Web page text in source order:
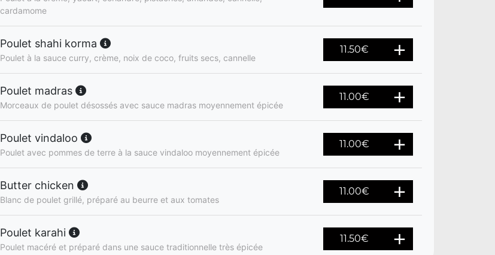
cardamome
Poulet shahi korma
Poulet à la sauce curry, crème, noix de coco, fruits secs, cannelle
11.50€
Poulet madras
Morceaux de poulet désossés avec sauce madras moyennement épicée
11.00€
Poulet vindaloo
Poulet avec pommes de terre à la sauce vindaloo moyennement épicée
11.00€
Butter chicken
Blanc de poulet grillé, préparé au beurre et aux tomates
11.00€
Poulet karahi
Poulet macéré et préparé dans une sauce traditionnelle très épicée
11.50€